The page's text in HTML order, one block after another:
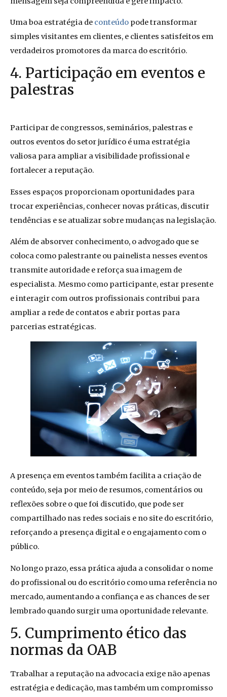
Uma boa estratégia de conteúdo pode transformar
simples visitantes em clientes, e clientes satisfeitos em
verdadeiros promotores da marca do escritório.
4. Participação em eventos e
palestras
Participar de congressos, seminários, palestras e
outros eventos do setor jurídico é uma estratégia
valiosa para ampliar a visibilidade profissional e
fortalecer a reputação.
Esses espaços proporcionam oportunidades para
trocar experiências, conhecer novas práticas, discutir
tendências e se atualizar sobre mudanças na legislação.
Além de absorver conhecimento, o advogado que se
coloca como palestrante ou painelista nesses eventos
transmite autoridade e reforça sua imagem de
especialista. Mesmo como participante, estar presente
e interagir com outros profissionais contribui para
ampliar a rede de contatos e abrir portas para
parcerias estratégicas.
A presença em eventos também facilita a criação de
conteúdo, seja por meio de resumos, comentários ou
reflexões sobre o que foi discutido, que pode ser
compartilhado nas redes sociais e no site do escritório,
reforçando a presença digital e o engajamento com o
público.
No longo prazo, essa prática ajuda a consolidar o nome
do profissional ou do escritório como uma referência no
mercado, aumentando a confiança e as chances de ser
lembrado quando surgir uma oportunidade relevante.
5. Cumprimento ético das
normas da OAB
Trabalhar a reputação na advocacia exige não apenas
estratégia e dedicação, mas também um compromisso